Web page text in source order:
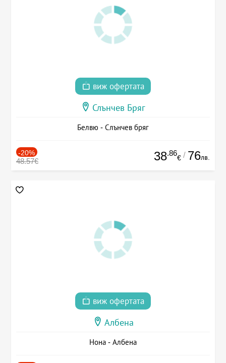
виж офертата
Слънчев Бряг
Белвю - Слънчев бряг
-20%
48.57€ 38.86
€ / 76лв.
виж офертата
Албена
Нона - Албена